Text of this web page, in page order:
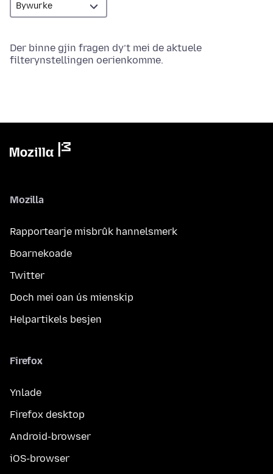
Der binne gjin fragen dy’t mei de aktuele
filterynstellingen oerienkomme.
Mozilla
Rapportearje misbrûk hannelsmerk
Boarnekoade
Twitter
Doch mei oan ús mienskip
Helpartikels besjen
Firefox
Ynlade
Firefox desktop
Android-browser
iOS-browser